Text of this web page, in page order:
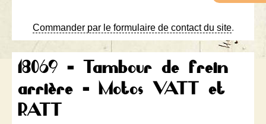
Commander par le formulaire de contact du site.
18069 - Tambour de frein
arrière - Motos VATT et
RATT